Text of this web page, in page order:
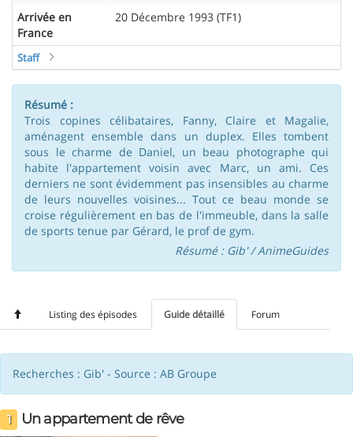
Arrivée en
France
20 Décembre 1993 (TF1)
Staff
Résumé :
Trois copines célibataires, Fanny, Claire et Magalie,
aménagent ensemble dans un duplex. Elles tombent
sous le charme de Daniel, un beau photographe qui
habite l'appartement voisin avec Marc, un ami. Ces
derniers ne sont évidemment pas insensibles au charme
de leurs nouvelles voisines... Tout ce beau monde se
croise régulièrement en bas de l'immeuble, dans la salle
de sports tenue par Gérard, le prof de gym.
Résumé : Gib' / AnimeGuides
Listing des épisodes Guide détaillé Forum
Recherches : Gib' - Source : AB Groupe
1 Un appartement de rêve